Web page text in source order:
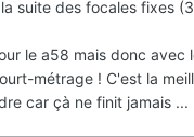
suite des focales fixes
le a58 mais donc avec
métrage ! C'est la
car çà ne finit jamais ...